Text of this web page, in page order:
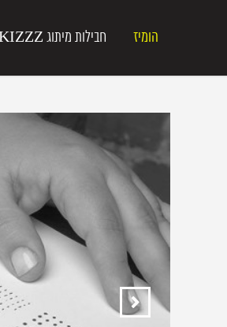
הומיז חבילות מיתוג KIKIZZZ